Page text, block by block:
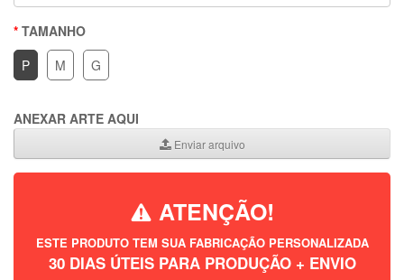
TAMANHO
P
M G
ANEXAR ARTE AQUI
Enviar arquivo
ATENÇÃO!
ESTE PRODUTO TEM SUA FABRICAÇÃO PERSONALIZADA
30 DIAS ÚTEIS PARA PRODUÇÃO + ENVIO